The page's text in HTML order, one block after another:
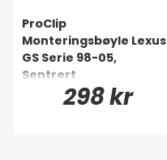
ProClip
Monteringsbøyle Lexus
GS Serie 98-05,
Sentrert
298 kr